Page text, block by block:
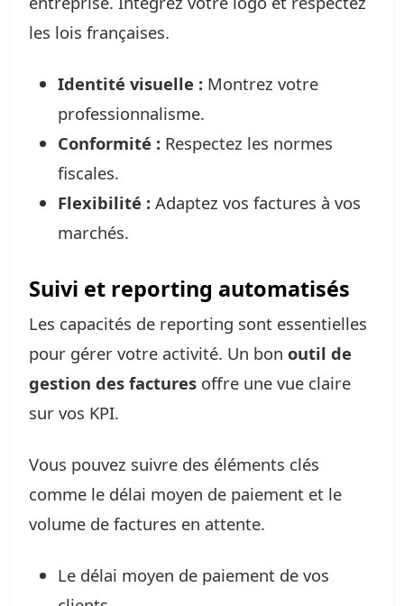
les lois françaises.
Identité visuelle : Montrez votre
professionnalisme.
Conformité : Respectez les normes
fiscales.
Flexibilité : Adaptez vos factures à vos
marchés.
Suivi et reporting automatisés
Les capacités de reporting sont essentielles
pour gérer votre activité. Un bon outil de
gestion des factures offre une vue claire
sur vos KPI.
Vous pouvez suivre des éléments clés
comme le délai moyen de paiement et le
volume de factures en attente.
Le délai moyen de paiement de vos